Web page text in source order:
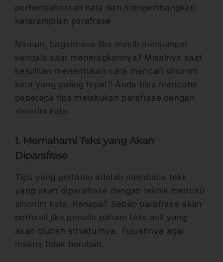
perbendaharaan kata dan mengembangkan
keterampilan parafrase.
Namun, bagaimana jika masih menjumpai
kendala saat menerapkannya? Misalnya saat
kesulitan menentukan cara mencari sinonim
kata yang paling tepat? Anda bisa mencoba
beberapa tips melakukan parafrase dengan
sinonim kata:
1. Memahami Teks yang Akan
Diparafrase
Tips yang pertama adalah membaca teks
yang akan diparafrase dengan teknik mencari
sinonim kata. Kenapa? Sebab parafrase akan
berhasil jika penulis paham teks asli yang
akan diubah strukturnya. Tujuannya agar
makna tidak berubah.